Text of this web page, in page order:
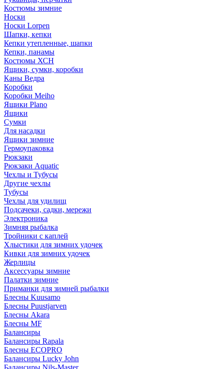
Костюмы зимние
Носки
Носки Lorpen
Шапки, кепки
Кепки утепленные, шапки
Кепки, панамы
Костюмы ХСН
Ящики, сумки, коробки
Каны Ведра
Коробки
Коробки Meiho
Ящики Plano
Ящики
Сумки
Для насадки
Ящики зимние
Гермоупаковка
Рюкзаки
Рюкзаки Aquatic
Чехлы и Тубусы
Другие чехлы
Тубусы
Чехлы для удилищ
Подсачеки, садки, мережи
Электроника
Зимняя рыбалка
Тройники с каплей
Хлыстики для зимних удочек
Кивки для зимних удочек
Жерлицы
Аксессуары зимние
Палатки зимние
Приманки для зимней рыбалки
Блесны Kuusamo
Блесны Puustjarven
Блесны Akara
Блесны MF
Балансиры
Балансиры Rapala
Блесны ECOPRO
Балансиры Lucky John
Балансиры Nils-Master